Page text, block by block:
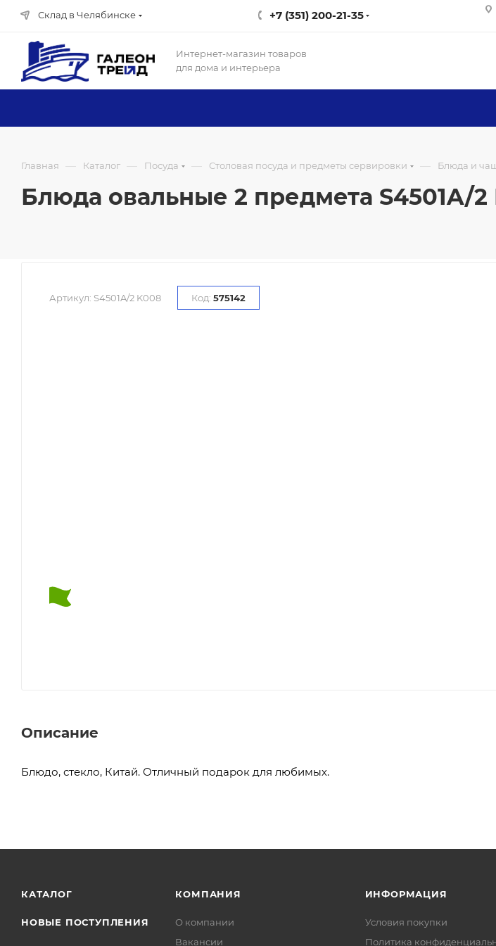
Склад в Челябинске +7 (351) 200-21-35
Интернет-магазин товаров
для дома и интерьера
Главная — Каталог — Посуда — Столовая посуда и предметы сервировки — Блюда и
Блюда овальные 2 предмета S4501A/2
Артикул: S4501A/2 K008 Код: 575142
Описание
Блюдо, стекло, Китай. Отличный подарок для любимых.
КАТАЛОГ
НОВЫЕ ПОСТУПЛЕНИЯ
КОМПАНИЯ
О компании
Вакансии
ИНФОРМАЦИЯ
Условия покупки
Политика